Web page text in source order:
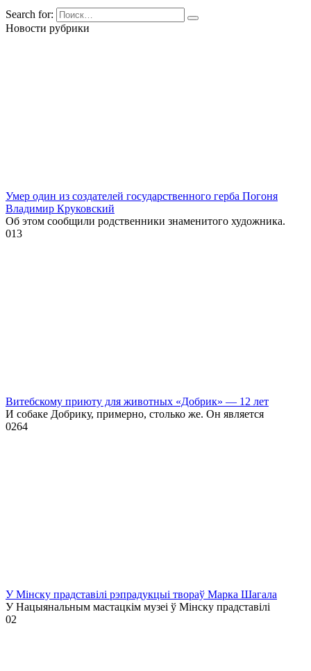
Search for:
Новости рубрики
Умер один из создателей государственного герба Погоня
Владимир Круковский
Об этом сообщили родственники знаменитого художника.
013
Витебскому приюту для животных «Добрик» — 12 лет
И собаке Добрику, примерно, столько же. Он является
0264
У Мінску прадставілі рэпрадукцыі твораў Марка Шагала
У Нацыянальным мастацкім музеі ў Мінску прадставілі
02